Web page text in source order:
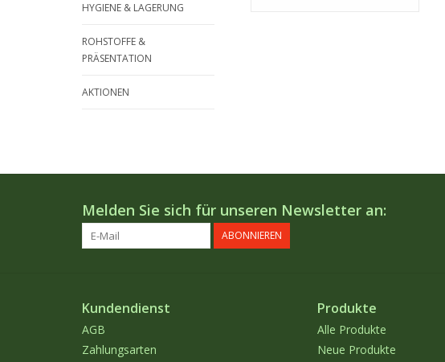
HYGIENE & LAGERUNG
ROHSTOFFE &
PRÄSENTATION
AKTIONEN
Melden Sie sich für unseren Newsletter an:
ABONNIEREN
Kundendienst
AGB
Zahlungsarten
Produkte
Alle Produkte
Neue Produkte